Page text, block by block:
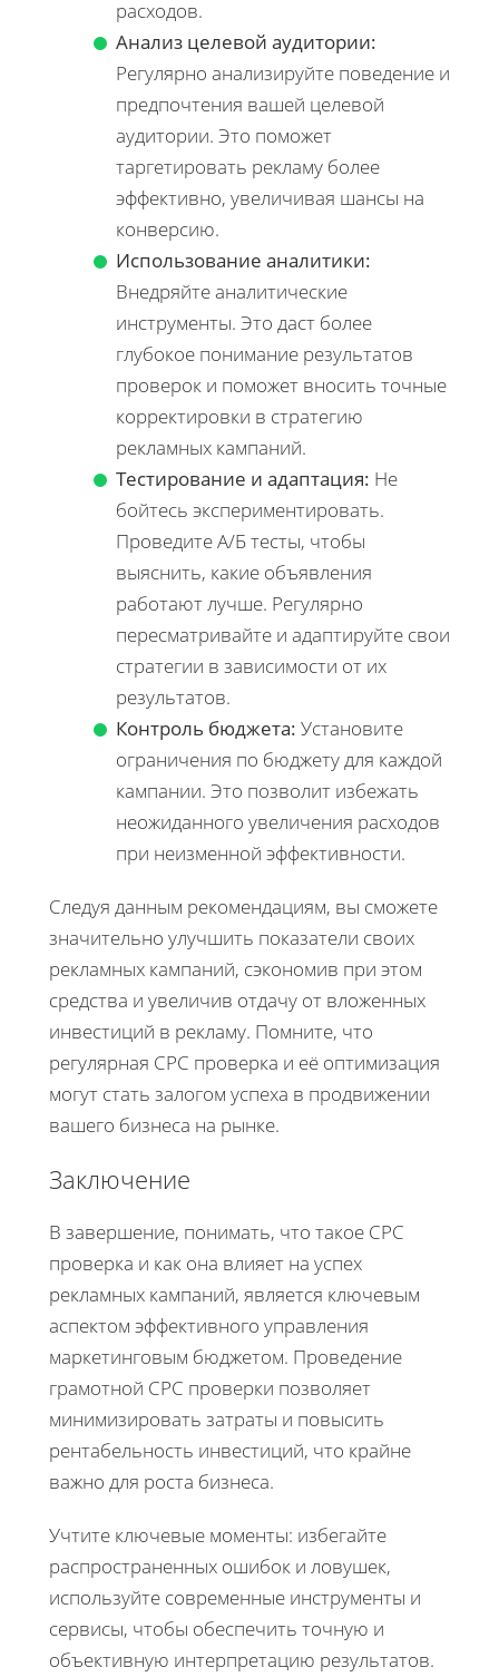
расходов.
Анализ целевой аудитории:
Регулярно анализируйте поведение и
предпочтения вашей целевой
аудитории. Это поможет
таргетировать рекламу более
эффективно, увеличивая шансы на
конверсию.
Использование аналитики:
Внедряйте аналитические
инструменты. Это даст более
глубокое понимание результатов
проверок и поможет вносить точные
корректировки в стратегию
рекламных кампаний.
Тестирование и адаптация: Не
бойтесь экспериментировать.
Проведите А/Б тесты, чтобы
выяснить, какие объявления
работают лучше. Регулярно
пересматривайте и адаптируйте свои
стратегии в зависимости от их
результатов.
Контроль бюджета: Установите
ограничения по бюджету для каждой
кампании. Это позволит избежать
неожиданного увеличения расходов
при неизменной эффективности.
Следуя данным рекомендациям, вы сможете
значительно улучшить показатели своих
рекламных кампаний, сэкономив при этом
средства и увеличив отдачу от вложенных
инвестиций в рекламу. Помните, что
регулярная CPC проверка и её оптимизация
могут стать залогом успеха в продвижении
вашего бизнеса на рынке.
Заключение
В завершение, понимать, что такое CPC
проверка и как она влияет на успех
рекламных кампаний, является ключевым
аспектом эффективного управления
маркетинговым бюджетом. Проведение
грамотной CPC проверки позволяет
минимизировать затраты и повысить
рентабельность инвестиций, что крайне
важно для роста бизнеса.
Учтите ключевые моменты: избегайте
распространенных ошибок и ловушек,
используйте современные инструменты и
сервисы, чтобы обеспечить точную и
объективную интерпретацию результатов.